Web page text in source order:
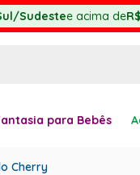
Sudestee acima de
para Bebês
Cherry